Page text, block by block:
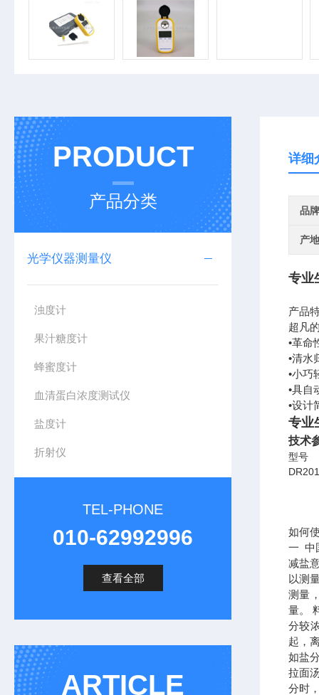
PRODUCT
产品分类
光学仪器测量仪
浊度计
果汁糖度计
蜂蜜度计
血清蛋白浓度测试仪
盐度计
折射仪
TEL-PHONE
010-62992996
查看全部
ARTICLE
详细
品牌
产
专业
产品
超凡
•革命
•清水
•小巧
•具自
•设计
专业
技术
型号
如何
一 中
减盐
以测
测量
量。
分较
起，
如盐
拉面
分时